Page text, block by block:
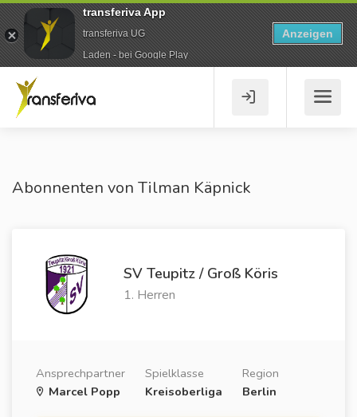
Abonnenten von Tilman Käpnick
SV Teupitz / Groß Köris
1. Herren
Ansprechpartner
Marcel Popp
Spielklasse
Kreisoberliga
Region
Berlin
transferiva App
transferiva UG
Laden - bei Google Play
Anzeigen